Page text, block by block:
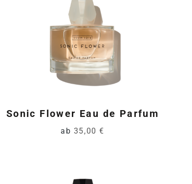
Sonic Flower Eau de Parfum
ab 35,00 €